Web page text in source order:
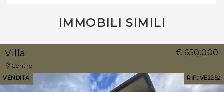
IMMOBILI SIMILI
Villa € 650.000
Centro
VENDITA RIF: VE2252